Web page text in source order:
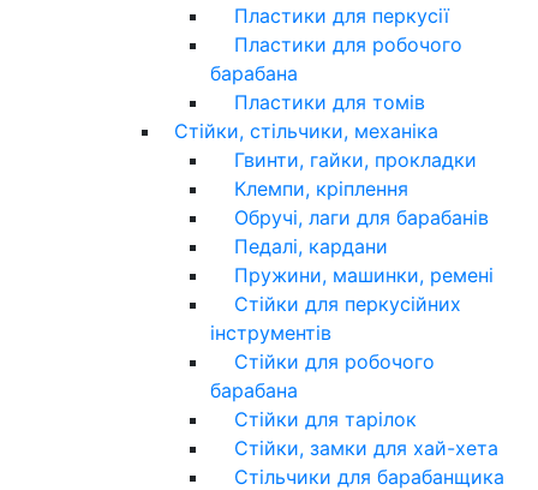
Пластики для перкусії
Пластики для робочого
барабана
Пластики для томів
Стійки, стільчики, механіка
Гвинти, гайки, прокладки
Клемпи, кріплення
Обручі, лаги для барабанів
Педалі, кардани
Пружини, машинки, ремені
Стійки для перкусійних
інструментів
Стійки для робочого
барабана
Стійки для тарілок
Стійки, замки для хай-хета
Стільчики для барабанщика